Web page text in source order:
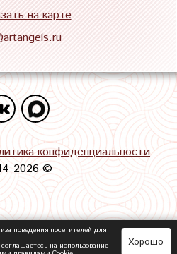
на карте
конфиденциальности
2026 ©
поведения посетителей для
на использование Хорошо